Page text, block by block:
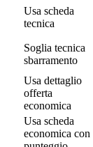
Usa scheda
tecnica
Soglia tecnica
sbarramento
Usa dettaglio
offerta
economica
Usa scheda
economica con